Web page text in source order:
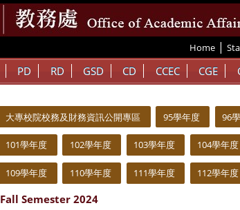
Home |
PD RD GSD CD CCEC CGE
大專校院校務及財務資訊公開專區 95學年度 96
101學年度 102學年度 103學年度 104學年度
109學年度 110學年度 111學年度 112學年度
Fall Semester 2024